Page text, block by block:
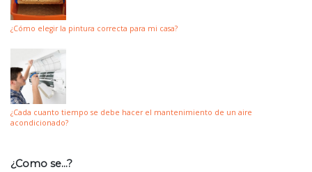
¿Cómo elegir la pintura correcta para mi casa?
¿Cada cuanto tiempo se debe hacer el mantenimiento de un aire
acondicionado?
¿Como se…?